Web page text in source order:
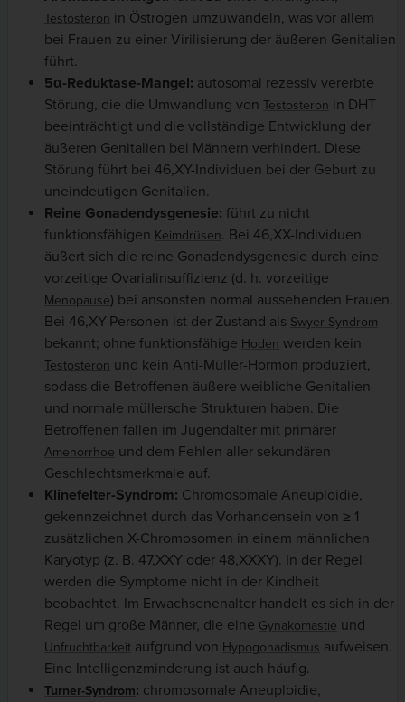
Testosteron in Östrogen umzuwandeln, was vor allem
bei Frauen zu einer Virilisierung der äußeren Genitalien
führt.
5α-Reduktase-Mangel: autosomal rezessiv vererbte
Störung, die die Umwandlung von Testosteron in DHT
beeinträchtigt und die vollständige Entwicklung der
äußeren Genitalien bei Männern verhindert. Diese
Störung führt bei 46,XY-Individuen bei der Geburt zu
uneindeutigen Genitalien.
Reine Gonadendysgenesie: führt zu nicht
funktionsfähigen Keimdrüsen. Bei 46,XX-Individuen
äußert sich die reine Gonadendysgenesie durch eine
vorzeitige Ovarialinsuffizienz (d. h. vorzeitige
Menopause) bei ansonsten normal aussehenden Frauen.
Bei 46,XY-Personen ist der Zustand als Swyer-Syndrom
bekannt; ohne funktionsfähige Hoden werden kein
Testosteron und kein Anti-Müller-Hormon produziert,
sodass die Betroffenen äußere weibliche Genitalien
und normale müllersche Strukturen haben. Die
Betroffenen fallen im Jugendalter mit primärer
Amenorrhoe und dem Fehlen aller sekundären
Geschlechtsmerkmale auf.
Klinefelter-Syndrom: Chromosomale Aneuploidie,
gekennzeichnet durch das Vorhandensein von ≥ 1
zusätzlichen X-Chromosomen in einem männlichen
Karyotyp (z. B. 47,XXY oder 48,XXXY). In der Regel
werden die Symptome nicht in der Kindheit
beobachtet. Im Erwachsenenalter handelt es sich in der
Regel um große Männer, die eine Gynäkomastie und
Unfruchtbarkeit aufgrund von Hypogonadismus aufweisen.
Eine Intelligenzminderung ist auch häufig.
Turner-Syndrom: chromosomale Aneuploidie,